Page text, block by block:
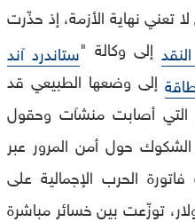
تعني نهاية الأزمة، إذ حذّرت
إلى وكالة "ستاندرد آند
إلى وضعها الطبيعي قد
التي أصابت منشآت وحقول
حول أمن المرور عبر
الحرب الإجمالية على
1.3 تريليون دولار، توزّعت بين خسائر مباشرة